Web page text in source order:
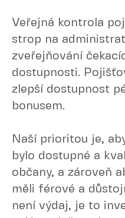
Veřejná kontrola
strop na
zveřejňování
dostupnosti.
zlepší dostupnost
bonusem.
Naší prioritou je,
bylo dostupné a
občany, a zároveň
měli férové a
není výdaj, je to